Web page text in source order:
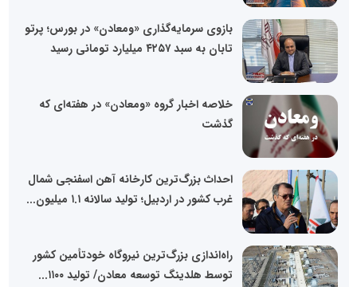
بازوی سرمایه‌گذاری «ومعادن» در بورس؛ پرتو
تابان به سبد ۴۲۵۷ میلیارد تومانی رسید
خلاصه اخبار گروه «ومعادن» در هفته‌‌ای که
گذشت
احداث بزرگ‌ترین کارخانه آهن اسفنجی شمال
غرب کشور در اردبیل؛ تولید سالانه ۱.۱ میلیون...
راه‌اندازی بزرگ‌ترین نیروگاه خودتأمین کشور
توسط هلدینگ توسعه معادن/ تولید ۱۱۰۰...